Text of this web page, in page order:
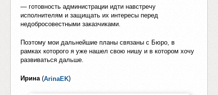
— готовность администрации идти навстречу
исполнителям и защищать их интересы перед
недобросовестными заказчиками.
Поэтому мои дальнейшие планы связаны с Бюро, в
рамках которого я уже нашел свою нишу и в котором хочу
развиваться дальше.
Ирина (ArinaEK)